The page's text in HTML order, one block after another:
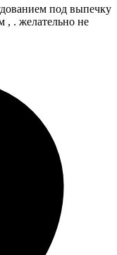
под выпечку
, . желательно не